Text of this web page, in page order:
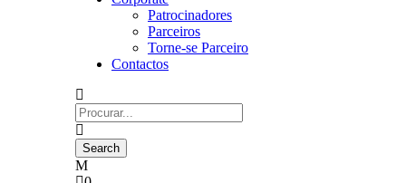
Patrocinadores
Parceiros
Torne-se Parceiro
Contactos